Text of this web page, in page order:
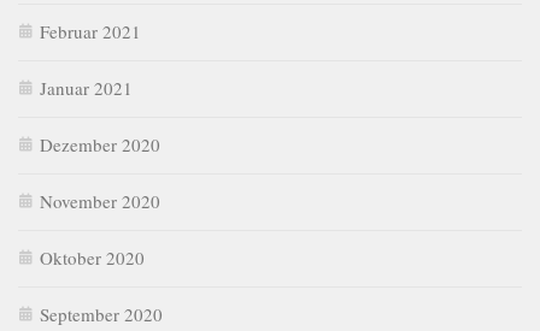
Februar 2021
Januar 2021
Dezember 2020
November 2020
Oktober 2020
September 2020